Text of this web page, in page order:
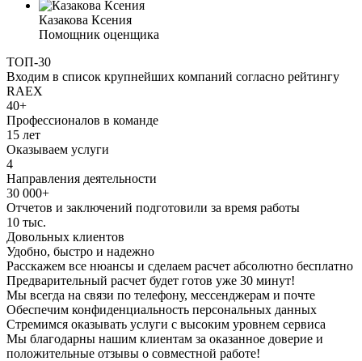
Казакова Ксения
Помощник оценщика
ТОП-30
Входим в список крупнейших компаний согласно рейтингу
RAEX
40+
Профессионалов в команде
15 лет
Оказываем услуги
4
Направления деятельности
30 000+
Отчетов и заключений подготовили за время работы
10 тыс.
Довольных клиентов
Удобно, быстро и надежно
Расскажем все нюансы и сделаем расчет абсолютно бесплатно
Предварительный расчет будет готов уже 30 минут!
Мы всегда на связи по телефону, мессенджерам и почте
Обеспечим конфиденциальность персональных данных
Стремимся оказывать услуги с высоким уровнем сервиса
Мы благодарны нашим клиентам за оказанное доверие и
положительные отзывы о совместной работе!